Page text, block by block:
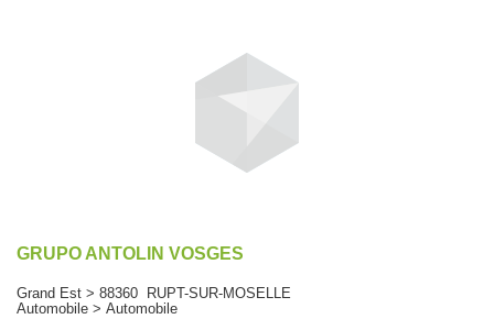
GRUPO ANTOLIN VOSGES
Grand Est > 88360 RUPT-SUR-MOSELLE
Automobile > Automobile